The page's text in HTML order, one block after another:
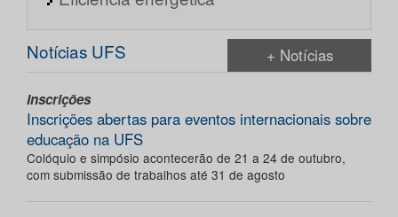
Notícias UFS + Notícias
Inscrições
Inscrições abertas para eventos internacionais sobre
educação na UFS
Colóquio e simpósio acontecerão de 21 a 24 de outubro,
com submissão de trabalhos até 31 de agosto